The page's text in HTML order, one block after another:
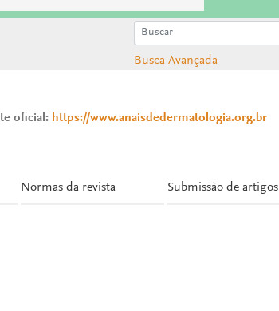
Busca Avançada
oficial: https://www.anaisdedermatologia.org.br
Normas da revista Submissão de artigos